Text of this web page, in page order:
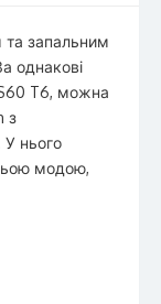
запальним
однакові
T6, можна
з
нього
модою,